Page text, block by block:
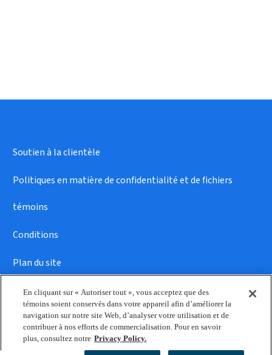
Soutien à la clientèle
Politiques en matière de confidentialité et de fichiers
témoins
Conditions
Plan du site
© 2026 Reckitt • Tous droits réservés
En cliquant sur « Autoriser tout », vous acceptez que des
témoins soient conservés dans votre appareil afin d’améliorer la
navigation sur notre site Web, d’analyser votre utilisation et de
contribuer à nos efforts de commercialisation. Pour en savoir
plus, consultez notre Privacy Policy.